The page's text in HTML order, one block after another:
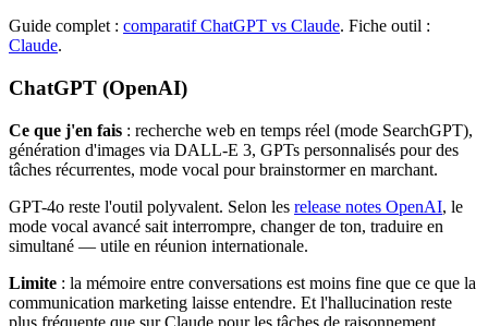
Guide complet : comparatif ChatGPT vs Claude. Fiche outil :
Claude.
ChatGPT (OpenAI)
Ce que j'en fais : recherche web en temps réel (mode SearchGPT),
génération d'images via DALL-E 3, GPTs personnalisés pour des
tâches récurrentes, mode vocal pour brainstormer en marchant.
GPT-4o reste l'outil polyvalent. Selon les release notes OpenAI, le
mode vocal avancé sait interrompre, changer de ton, traduire en
simultané — utile en réunion internationale.
Limite : la mémoire entre conversations est moins fine que ce que la
communication marketing laisse entendre. Et l'hallucination reste
plus fréquente que sur Claude pour les tâches de raisonnement